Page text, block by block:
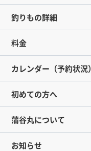
釣りもの詳細
料金
カレンダー（予約状況）
初めての方へ
蒲谷丸について
お知らせ